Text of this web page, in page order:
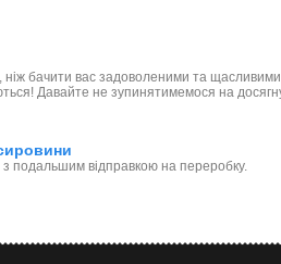
ніж бачити вас задоволеними та
Давайте не зупинятимемося на
з подальшим відправкою на переробку.